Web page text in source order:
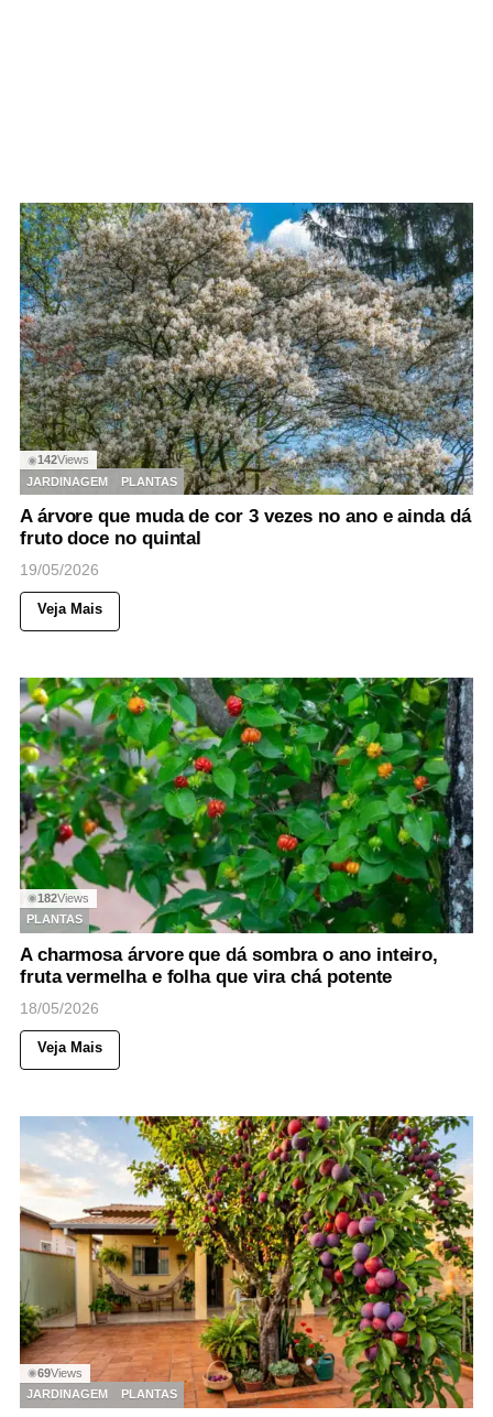
◉142Views
JARDINAGEM
PLANTAS
A árvore que muda de cor 3 vezes no ano e ainda dá
fruto doce no quintal
19/05/2026
Veja Mais
◉182Views
PLANTAS
A charmosa árvore que dá sombra o ano inteiro,
fruta vermelha e folha que vira chá potente
18/05/2026
Veja Mais
◉69Views
JARDINAGEM
PLANTAS